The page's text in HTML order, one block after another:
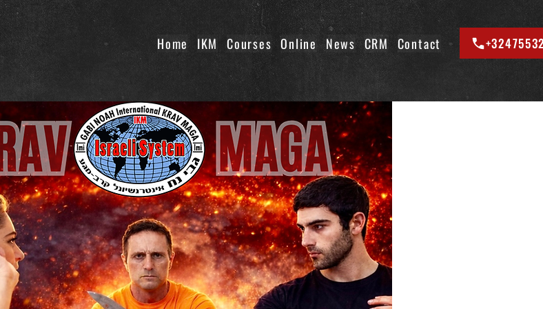
Home IKM Courses Online News CRM Contact